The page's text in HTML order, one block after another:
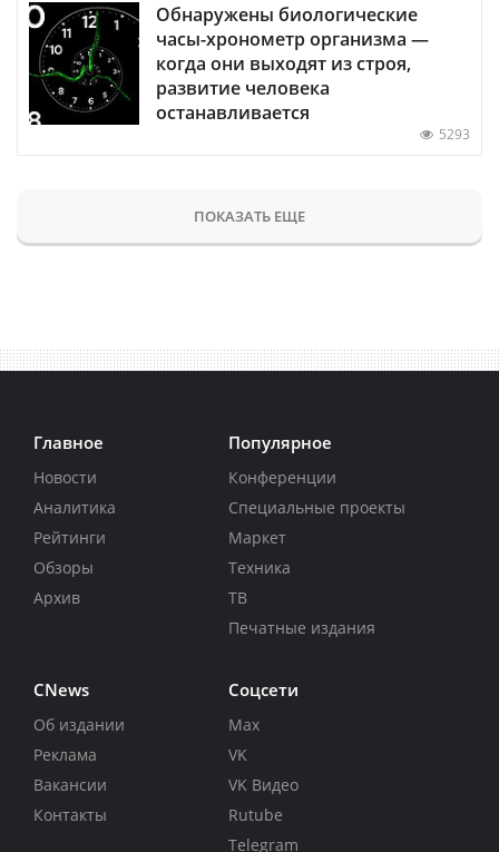
Обнаружены биологические
часы-хронометр организма —
когда они выходят из строя,
развитие человека
останавливается
5293
ПОКАЗАТЬ ЕЩЕ
Главное
Новости
Аналитика
Рейтинги
Обзоры
Архив
Популярное
Конференции
Специальные проекты
Маркет
Техника
ТВ
Печатные издания
CNews
Об издании
Реклама
Вакансии
Контакты
Соцсети
Max
VK
VK Видео
Rutube
Telegram